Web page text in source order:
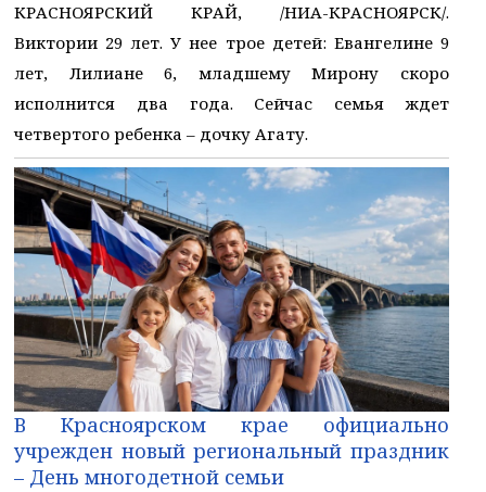
КРАСНОЯРСКИЙ КРАЙ, /НИА-КРАСНОЯРСК/.
Виктории 29 лет. У нее трое детей: Евангелине 9
лет, Лилиане 6, младшему Мирону скоро
исполнится два года. Сейчас семья ждет
четвертого ребенка – дочку Агату.
В Красноярском крае официально
учрежден новый региональный праздник
– День многодетной семьи